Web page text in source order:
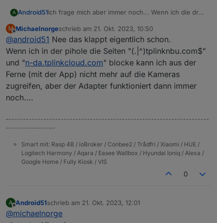
A Android51Ich frage mich aber immer noch... Wenn ich die drei
Adapter dann auf die Kamera zu?
Er hat dann nur noch Zugriff über den App Account.
Wenn ich dann in der App Änderungen vornehme,
sehe ich, wie die Objektdaten aktualisiert werden.
Mein Plan ist es zurzeit, der Kamera den Webzugriff
im Router zu entziehen und nur lokal zu nutzen.
M
Offline
Michaelnorgeschrieb am 21. Okt. 2023, 10:50
zuletzt editiert von
@android51 Nee das klappt eigentlich schon.
Wenn ich in der pihole die Seiten "(.|^)tplinknbu.com$"
und "n-da.tplinkcloud.com" blocke kann ich aus der
Ferne (mit der App) nicht mehr auf die Kameras
zugreifen, aber der Adapter funktioniert dann immer
noch....
–---------------------------------------------------------------------
-----------------
Smart mit: Rasp 4B / ioBroker / Conbee2 / Trådfri / Xiaomi / HUE /
Logitech Harmony / Aqara / Easee Wallbox / Hyundai Ioniq / Alexa /
Google Home / Fully Kiosk / VIS
0
A
Offline
Android51schrieb am 21. Okt. 2023, 12:01
zuletzt editiert von
@michaelnorge